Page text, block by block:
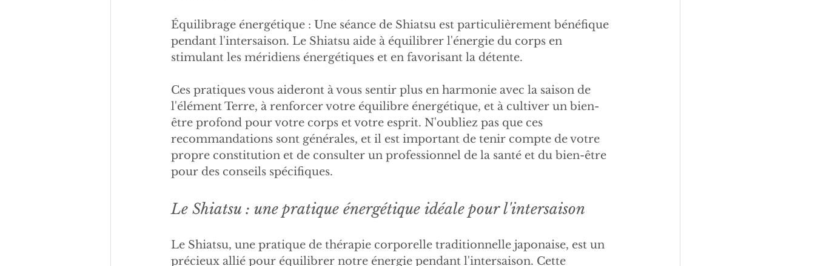
Équilibrage énergétique : Une séance de Shiatsu est particulièrement bénéfique
pendant l'intersaison. Le Shiatsu aide à équilibrer l'énergie du corps en
stimulant les méridiens énergétiques et en favorisant la détente.
Ces pratiques vous aideront à vous sentir plus en harmonie avec la saison de
l'élément Terre, à renforcer votre équilibre énergétique, et à cultiver un bien-
être profond pour votre corps et votre esprit. N'oubliez pas que ces
recommandations sont générales, et il est important de tenir compte de votre
propre constitution et de consulter un professionnel de la santé et du bien-être
pour des conseils spécifiques.
Le Shiatsu : une pratique énergétique idéale pour l'intersaison
Le Shiatsu, une pratique de thérapie corporelle traditionnelle japonaise, est un
précieux allié pour équilibrer notre énergie pendant l'intersaison. Cette